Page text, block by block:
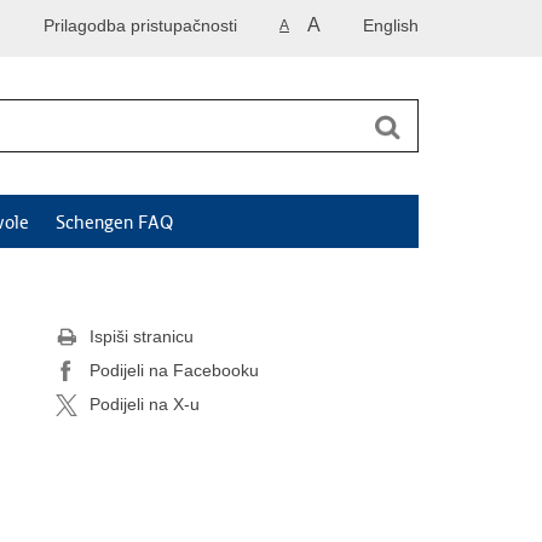
English
A A
Prilagodba pristupačnosti
Schengen FAQ
Ispiši stranicu
Podijeli na Facebooku
Podijeli na X-u